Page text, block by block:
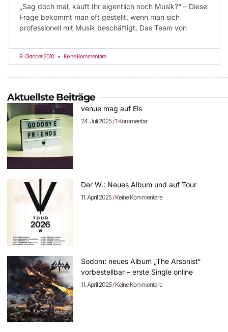
„Sag doch mal, kauft Ihr eigentlich noch Musik?“ – Diese
Frage bekommt man oft gestellt, wenn man sich
professionell mit Musik beschäftigt. Das Team von
9. Oktober 2010 Keine Kommentare
Aktuellste Beiträge
venue mag auf Eis
24. Juli 2025 1 Kommentar
Der W.: Neues Album und auf Tour
11. April 2025 Keine Kommentare
Sodom: neues Album „The Arsonist“
vorbestellbar – erste Single online
11. April 2025 Keine Kommentare